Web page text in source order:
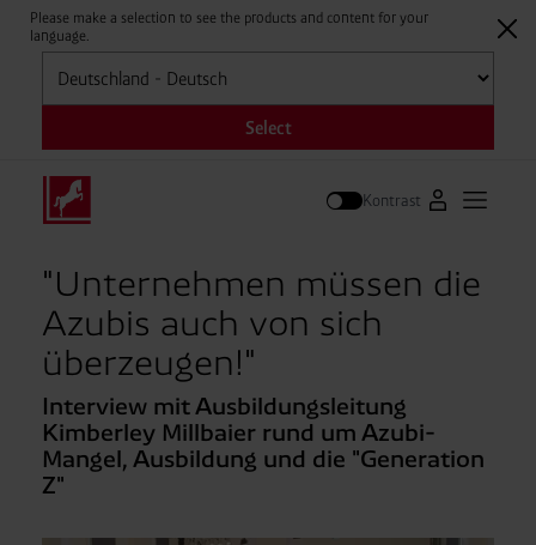
Please make a selection to see the products and content for your
language.
Auswählen
Select
Kontrast Zum
"Unternehmen müssen die
Azubis auch von sich
überzeugen!"
Interview mit Ausbildungsleitung
Kimberley Millbaier rund um Azubi-
Mangel, Ausbildung und die "Generation
Z"